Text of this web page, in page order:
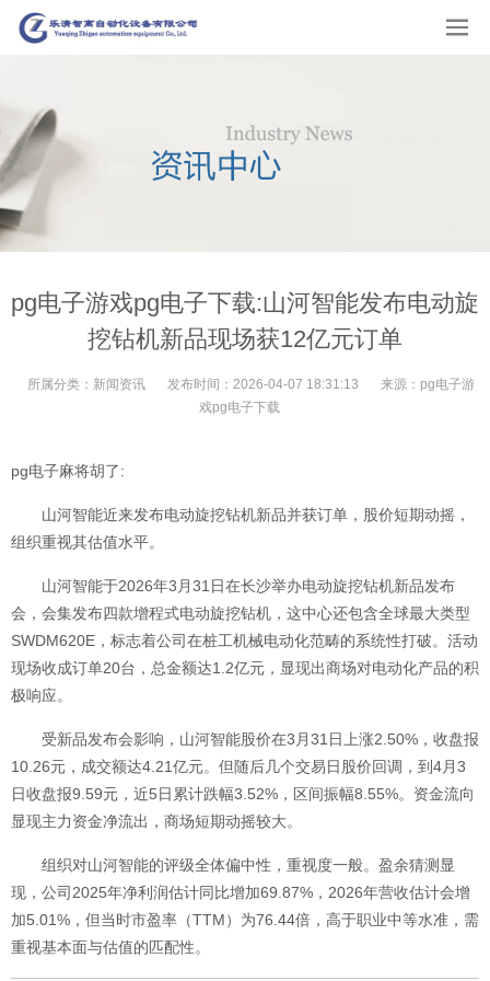
pg电子游戏pg电子下载:山河智能发布电动旋
挖钻机新品现场获12亿元订单
所属分类： 新闻资讯 发布时间： 2026-04-07 18:31:13 来源： pg电子游
戏pg电子下载
pg电子麻将胡了:
山河智能近来发布电动旋挖钻机新品并获订单，股价短期动摇，
组织重视其估值水平。
山河智能于2026年3月31日在长沙举办电动旋挖钻机新品发布
会，会集发布四款增程式电动旋挖钻机，这中心还包含全球最大类型
SWDM620E，标志着公司在桩工机械电动化范畴的系统性打破。活动
现场收成订单20台，总金额达1.2亿元，显现出商场对电动化产品的积
极响应。
受新品发布会影响，山河智能股价在3月31日上涨2.50%，收盘报
10.26元，成交额达4.21亿元。但随后几个交易日股价回调，到4月3
日收盘报9.59元，近5日累计跌幅3.52%，区间振幅8.55%。资金流向
显现主力资金净流出，商场短期动摇较大。
组织对山河智能的评级全体偏中性，重视度一般。盈余猜测显
现，公司2025年净利润估计同比增加69.87%，2026年营收估计会增
加5.01%，但当时市盈率（TTM）为76.44倍，高于职业中等水准，需
重视基本面与估值的匹配性。